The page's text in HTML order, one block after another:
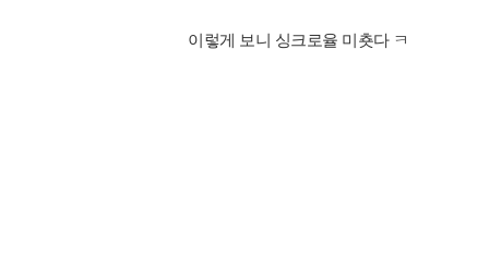
이렇게 보니 싱크로율 미춋다 ㅋ